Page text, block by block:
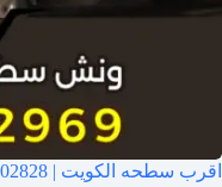
اقرب سطحه الكويت | 97702828